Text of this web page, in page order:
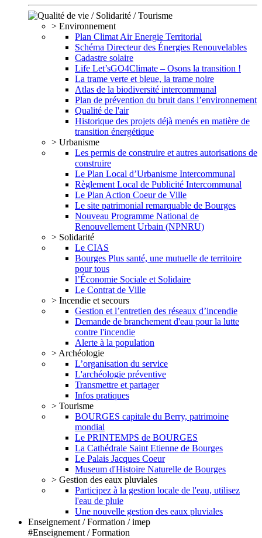
> Environnement
Plan Climat Air Energie Territorial
Schéma Directeur des Énergies Renouvelables
Cadastre solaire
Life Let’sGO4Climate – Osons la transition !
La trame verte et bleue, la trame noire
Atlas de la biodiversité intercommunal
Plan de prévention du bruit dans l’environnement
Qualité de l'air
Historique des projets déjà menés en matière de
transition énergétique
> Urbanisme
Les permis de construire et autres autorisations de
construire
Le Plan Local d’Urbanisme Intercommunal
Règlement Local de Publicité Intercommunal
Le Plan Action Coeur de Ville
Le site patrimonial remarquable de Bourges
Nouveau Programme National de
Renouvellement Urbain (NPNRU)
> Solidarité
Le CIAS
Bourges Plus santé, une mutuelle de territoire
pour tous
l’Économie Sociale et Solidaire
Le Contrat de Ville
> Incendie et secours
Gestion et l’entretien des réseaux d’incendie
Demande de branchement d'eau pour la lutte
contre l'incendie
Alerte à la population
> Archéologie
L’organisation du service
L'archéologie préventive
Transmettre et partager
Infos pratiques
> Tourisme
BOURGES capitale du Berry, patrimoine
mondial
Le PRINTEMPS de BOURGES
La Cathédrale Saint Etienne de Bourges
Le Palais Jacques Coeur
Museum d'Histoire Naturelle de Bourges
> Gestion des eaux pluviales
Participez à la gestion locale de l'eau, utilisez
l'eau de pluie
Une nouvelle gestion des eaux pluviales
Enseignement / Formation / imep
#Enseignement / Formation